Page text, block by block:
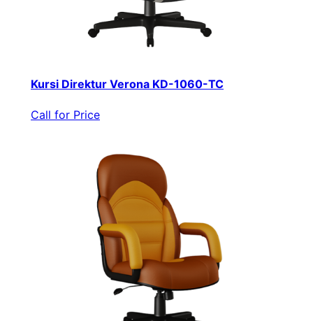
Kursi Direktur Verona KD-1060-TC
Call for Price